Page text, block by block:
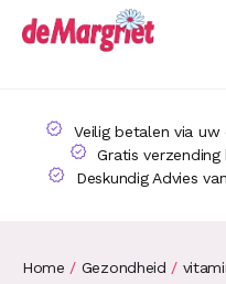
Veilig betalen via uw
Gratis
Deskundig Advies
Home / Gezondheid /